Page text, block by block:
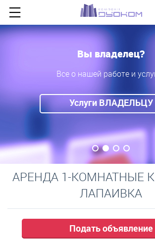
Вы владелец?
Все о нашей работе и
Услуги ВЛАДЕЛЬЦУ
АРЕНДА 1-КОМНАТНЫЕ
ЛАПАИВКА
Подать объявление